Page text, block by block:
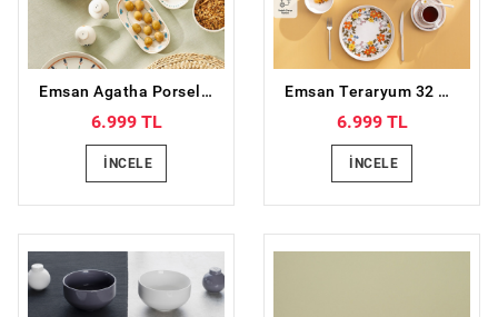
Emsan Agatha Porselen 32 Parça 6 Kişilik Kahvaltı/Servis Takımı
6.999 TL
İNCELE
Emsan Teraryum 32 Parça 6 Kişilik Kahvaltı Takımı
6.999 TL
İNCELE